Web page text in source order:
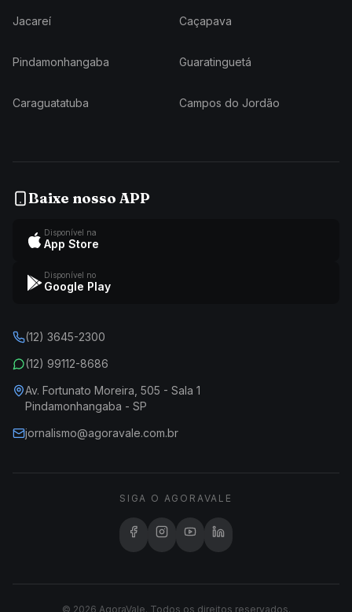
Jacareí Caçapava
Pindamonhangaba Guaratinguetá
Caraguatatuba Campos do Jordão
Baixe nosso APP
Disponível na
App Store
Disponível no
Google Play
(12) 3645-2300
(12) 99112-8686
Av. Fortunato Moreira, 505 - Sala 1
Pindamonhangaba - SP
jornalismo@agoravale.com.br
SIGA O AGORAVALE
© 2026 AgoraVale. Todos os direitos reservados.